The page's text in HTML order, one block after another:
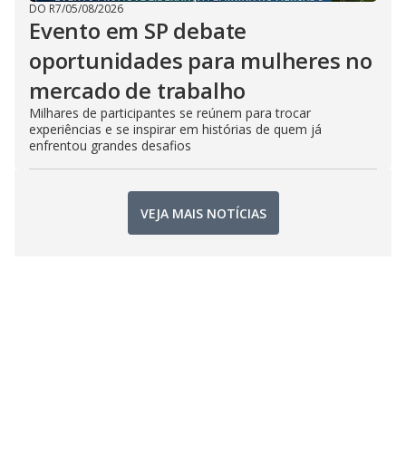
DO R7/05/08/2026
Evento em SP debate
oportunidades para mulheres no
mercado de trabalho
Milhares de participantes se reúnem para trocar
experiências e se inspirar em histórias de quem já
enfrentou grandes desafios
VEJA MAIS NOTÍCIAS